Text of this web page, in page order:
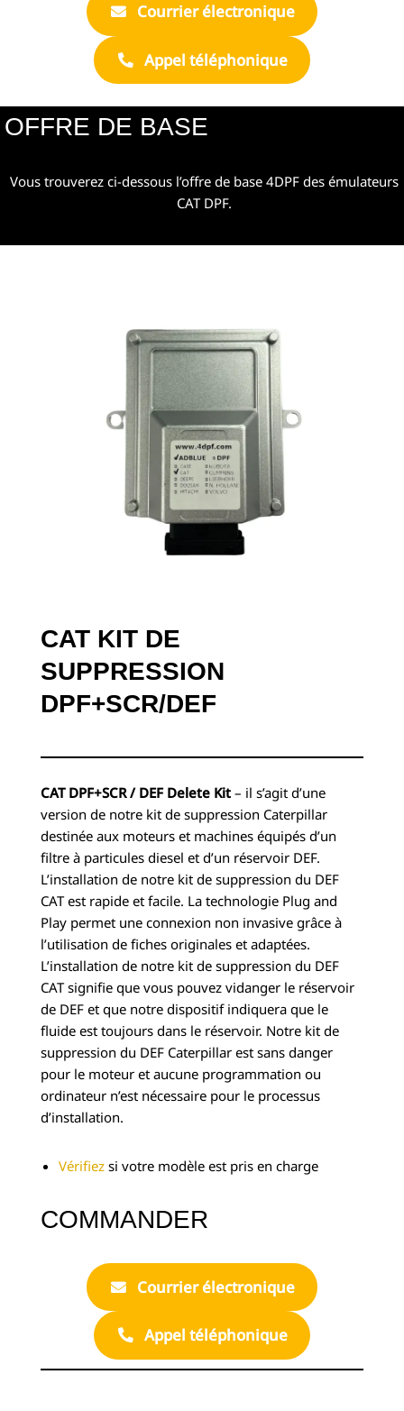
Courrier électronique
Appel téléphonique
OFFRE DE BASE
Vous trouverez ci-dessous l’offre de base 4DPF des émulateurs
CAT DPF.
CAT KIT DE
SUPPRESSION
DPF+SCR/DEF
CAT DPF+SCR / DEF Delete Kit– il s’agit d’une
version de notre kit de suppression Caterpillar
destinée aux moteurs et machines équipés d’un
filtre à particules diesel et d’un réservoir DEF.
L’installation de notre kit de suppression du DEF
CAT est rapide et facile. La technologie Plug and
Play permet une connexion non invasive grâce à
l’utilisation de fiches originales et adaptées.
L’installation de notre kit de suppression du DEF
CAT signifie que vous pouvez vidanger le réservoir
de DEF et que notre dispositif indiquera que le
fluide est toujours dans le réservoir. Notre kit de
suppression du DEF Caterpillar est sans danger
pour le moteur et aucune programmation ou
ordinateur n’est nécessaire pour le processus
d’installation.
Vérifiez si votre modèle est pris en charge
COMMANDER
Courrier électronique
Appel téléphonique